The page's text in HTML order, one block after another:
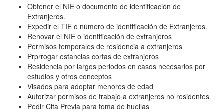
Obtener el NIE o documento de identificación de
Extranjeros.
Expedir el TIE o número de identificación de Extranjeros.
Renovar el NIE o identificación de extranjeros
Permisos temporales de residencia a extranjeros
Prprrogar estancias cortas de extranjeros
Residencia por largos periodos en casos necesarios por
estudios y otros conceptos
Visados para adoptar menores de edad
Autorizar permisos de trabajo a extranjeros no residentes
Pedir Cita Previa para toma de huellas